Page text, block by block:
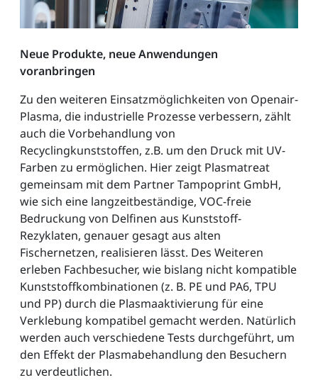
Neue Produkte, neue Anwendungen
voranbringen
Zu den weiteren Einsatzmöglichkeiten von Openair-
Plasma, die industrielle Prozesse verbessern, zählt
auch die Vorbehandlung von
Recyclingkunststoffen, z.B. um den Druck mit UV-
Farben zu ermöglichen. Hier zeigt Plasmatreat
gemeinsam mit dem Partner Tampoprint GmbH,
wie sich eine langzeitbeständige, VOC-freie
Bedruckung von Delfinen aus Kunststoff-
Rezyklaten, genauer gesagt aus alten
Fischernetzen, realisieren lässt. Des Weiteren
erleben Fachbesucher, wie bislang nicht kompatible
Kunststoffkombinationen (z. B. PE und PA6, TPU
und PP) durch die Plasmaaktivierung für eine
Verklebung kompatibel gemacht werden. Natürlich
werden auch verschiedene Tests durchgeführt, um
den Effekt der Plasmabehandlung den Besuchern
zu verdeutlichen.